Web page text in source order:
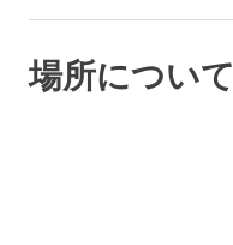
場所について